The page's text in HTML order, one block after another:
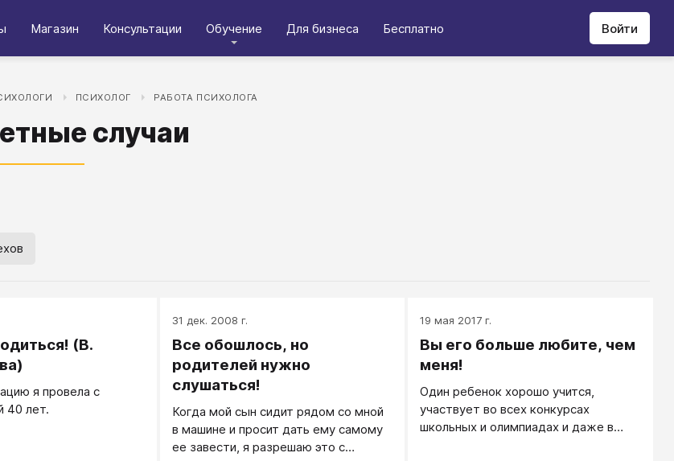
Магазин Консультации Обучение Для бизнеса Бесплатно Войти
ПСИХОЛОГ РАБОТА ПСИХОЛОГА
случаи
(В.
я провела с
40 лет.
31 дек. 2008 г.
Все обошлось, но
родителей нужно
слушаться!
Когда мой сын сидит рядом со мной
в машине и просит дать ему самому
ее завести, я разрешаю это с
19 мая 2017 г.
Вы его больше любите, чем
меня!
Один ребенок хорошо учится,
участвует во всех конкурсах
школьных и олимпиадах и даже в